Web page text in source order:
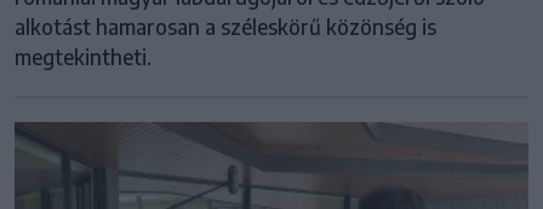
alkotást hamarosan a széleskörű közönség is
megtekintheti.